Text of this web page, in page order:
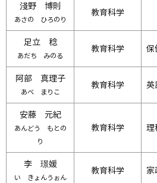
淺野 博則
あさの ひろのり
教育科学
足立 稔
あだち みのる
教育科学 保
阿部 真理子
あべ まりこ
教育科学 英
安藤 元紀
あんどう もとの
り
教育科学 理
李 璟媛
い きょんうぉん
教育科学 家